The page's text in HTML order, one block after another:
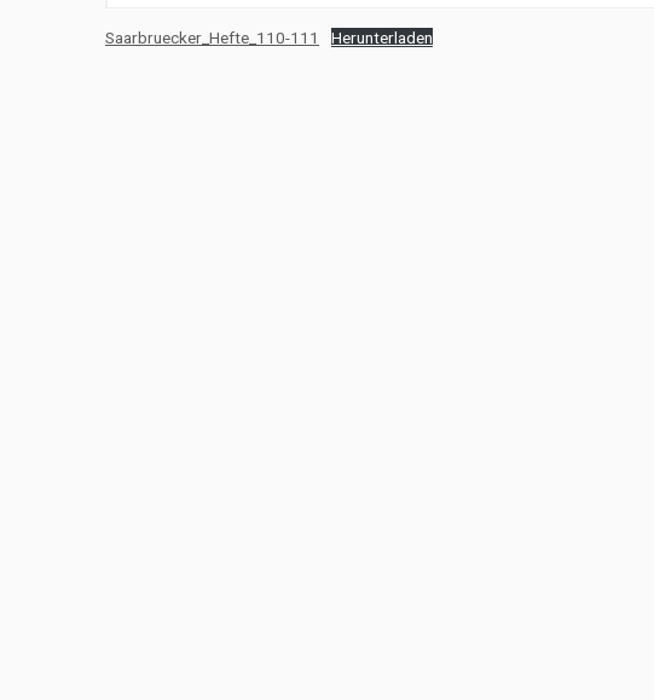
Saarbruecker_Hefte_110-111 Herunterladen